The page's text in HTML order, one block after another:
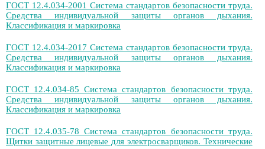
ГОСТ 12.4.034-2001 Система стандартов безопасности труда.
Средства индивидуальной защиты органов дыхания.
Классификация и маркировка
ГОСТ 12.4.034-2017 Система стандартов безопасности труда.
Средства индивидуальной защиты органов дыхания.
Классификация и маркировка
ГОСТ 12.4.034-85 Система стандартов безопасности труда.
Средства индивидуальной защиты органов дыхания.
Классификация и маркировка
ГОСТ 12.4.035-78 Система стандартов безопасности труда.
Щитки защитные лицевые для электросварщиков. Технические